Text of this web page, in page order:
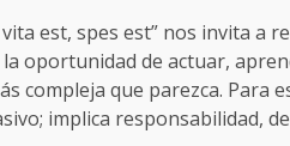
vita est, spes est” nos invita a
oportunidad de actuar,
compleja que parezca. Para
implica responsabilidad,